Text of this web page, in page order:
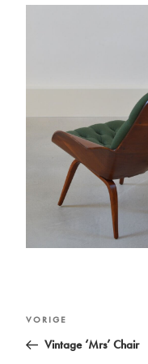
Bericht
navigatie
Vorig
bericht
VORIGE
Vintage ‘Mrs’ Chair